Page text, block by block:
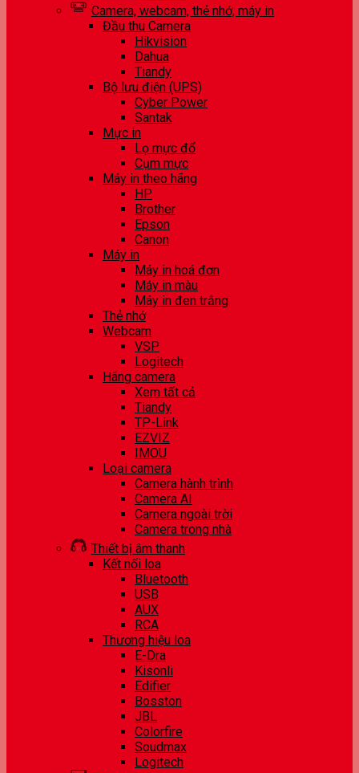
Camera, webcam, thẻ nhớ, máy in
Đầu thu Camera
Hikvision
Dahua
Tiandy
Bộ lưu điện (UPS)
Cyber Power
Santak
Mực in
Lọ mực đổ
Cụm mực
Máy in theo hãng
HP
Brother
Epson
Canon
Máy in
Máy in hoá đơn
Máy in màu
Máy in đen trắng
Thẻ nhớ
Webcam
VSP
Logitech
Hãng camera
Xem tất cả
Tiandy
TP-Link
EZVIZ
IMOU
Loại camera
Camera hành trình
Camera AI
Camera ngoài trời
Camera trong nhà
Thiết bị âm thanh
Kết nối loa
Bluetooth
USB
AUX
RCA
Thương hiệu loa
E-Dra
Kisonli
Edifier
Bosston
JBL
Colorfire
Soudmax
Logitech